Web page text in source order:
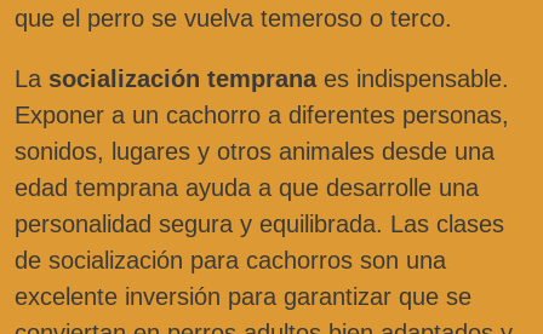
que el perro se vuelva temeroso o terco.
La socialización tempranaes indispensable.
Exponer a un cachorro a diferentes personas,
sonidos, lugares y otros animales desde una
edad temprana ayuda a que desarrolle una
personalidad segura y equilibrada. Las clases
de socialización para cachorros son una
excelente inversión para garantizar que se